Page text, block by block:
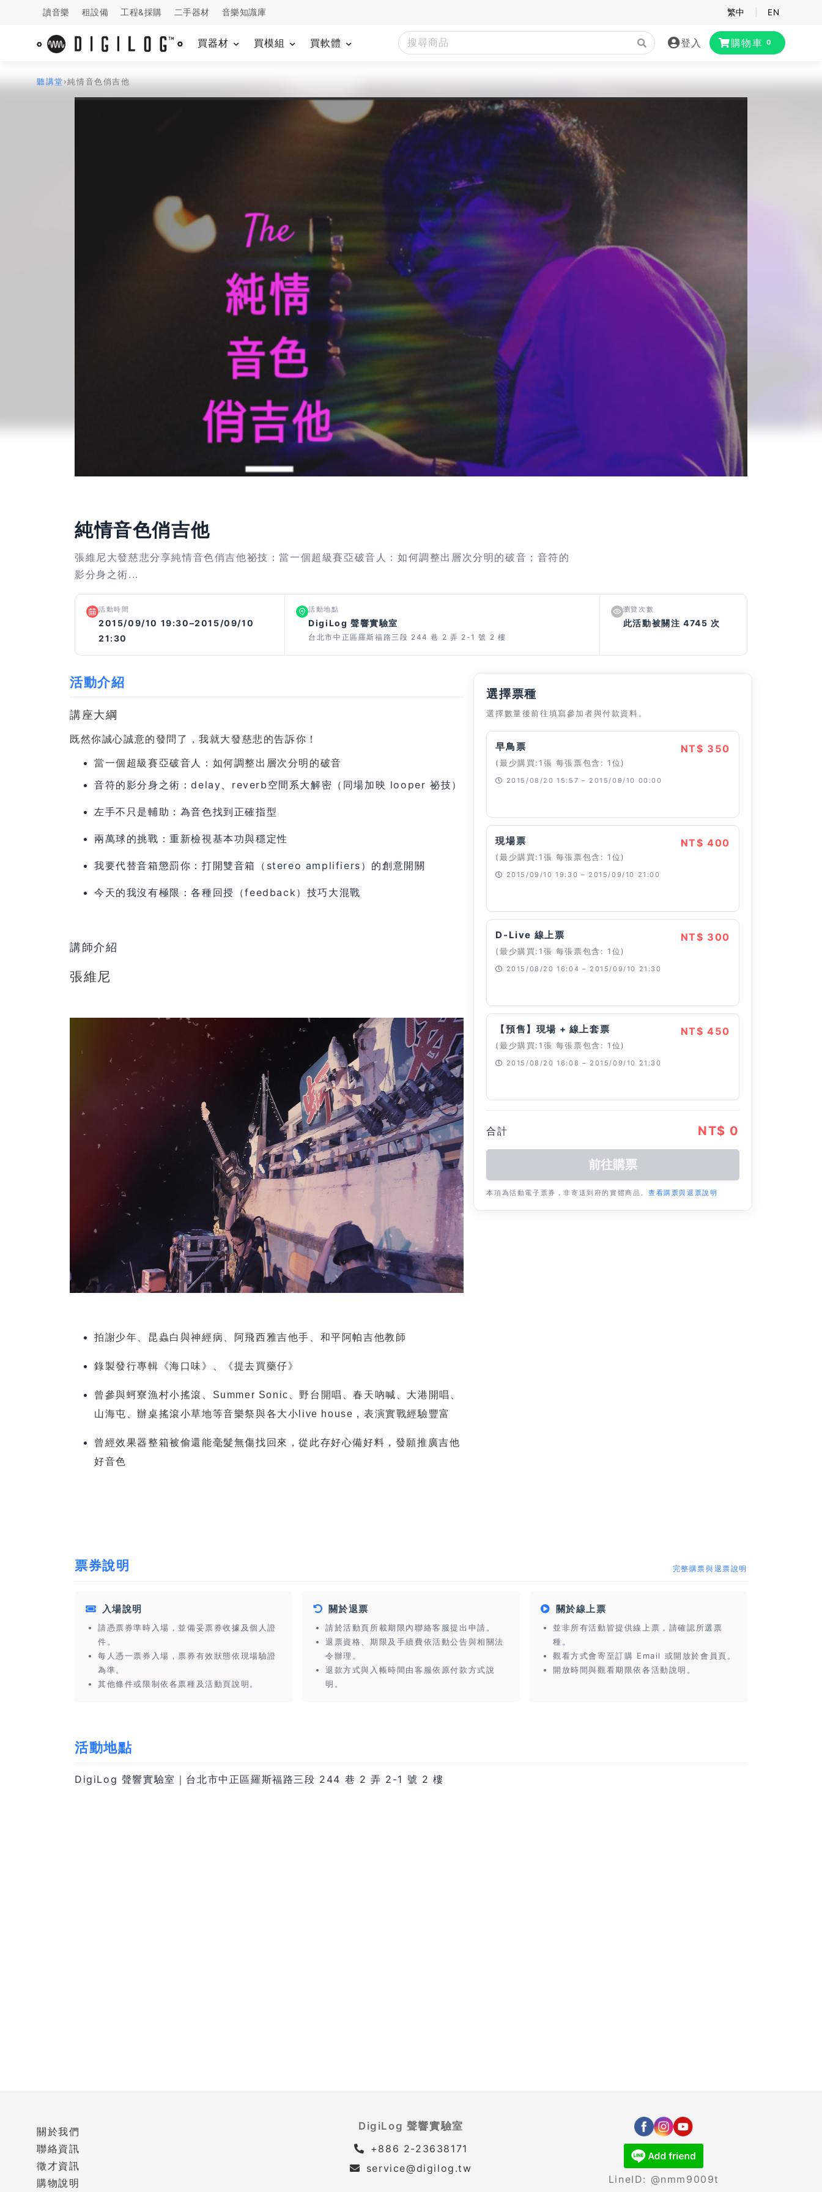
讀音樂 租設備 工程&採購 二手器材 音樂知識庫 繁中 EN
買器材 買模組 買軟體 登入 購物車 0
聽講堂›純情音色俏吉他
純情音色俏吉他
張維尼大發慈悲分享純情音色俏吉他祕技：當一個超級賽亞破音人：如何調整出層次分明的破音；音符的
影分身之術...
活動時間
2015/09/10 19:30–2015/09/10
21:30
活動地點
DigiLog 聲響實驗室
台北市中正區羅斯福路三段 244 巷 2 弄 2-1 號 2 樓
瀏覽次數
此活動被關注 4745 次
活動介紹
講座大綱
既然你誠心誠意的發問了，我就大發慈悲的告訴你！
當一個超級賽亞破音人：如何調整出層次分明的破音
音符的影分身之術：delay、reverb空間系大解密（同場加映 looper 祕技）
左手不只是輔助：為音色找到正確指型
兩萬球的挑戰：重新檢視基本功與穩定性
我要代替音箱懲罰你：打開雙音箱（stereo amplifiers）的創意開關
今天的我沒有極限：各種回授（feedback）技巧大混戰
講師介紹
張維尼
拍謝少年、昆蟲白與神經病、阿飛西雅吉他手、和平阿帕吉他教師
錄製發行專輯《海口味》、《提去買藥仔》
曾參與蚵寮漁村小搖滾、Summer Sonic、野台開唱、春天吶喊、大港開唱、
山海屯、辦桌搖滾小草地等音樂祭與各大小live house，表演實戰經驗豐富
曾經效果器整箱被偷還能毫髮無傷找回來，從此存好心備好料，發願推廣吉他
好音色
選擇票種
選擇數量後前往填寫參加者與付款資料。
早鳥票
(最少購買:1張 每張票包含: 1位)
NT$ 350
2015/08/20 15:57 – 2015/09/10 00:00
現場票
(最少購買:1張 每張票包含: 1位)
NT$ 400
2015/09/10 19:30 – 2015/09/10 21:00
D-Live 線上票
(最少購買:1張 每張票包含: 1位)
NT$ 300
2015/08/20 16:04 – 2015/09/10 21:30
【預售】現場 + 線上套票
(最少購買:1張 每張票包含: 1位)
NT$ 450
2015/08/20 16:08 – 2015/09/10 21:30
合計 NT$ 0
本項為活動電子票券，非寄送到府的實體商品。 查看購票與退票說明
票券說明 完整購票與退票說明
入場說明
請憑票券準時入場，並備妥票券收據及個人證
件。
每人憑一票券入場，票券有效狀態依現場驗證
為準。
其他條件或限制依各票種及活動頁說明。
關於退票
請於活動頁所載期限內聯絡客服提出申請。
退票資格、期限及手續費依活動公告與相關法
令辦理。
退款方式與入帳時間由客服依原付款方式說
明。
關於線上票
並非所有活動皆提供線上票，請確認所選票
種。
觀看方式會寄至訂購 Email 或開放於會員頁。
開放時間與觀看期限依各活動說明。
活動地點
DigiLog 聲響實驗室｜台北市中正區羅斯福路三段 244 巷 2 弄 2-1 號 2 樓
關於我們
聯絡資訊
徵才資訊
購物說明
DigiLog 聲響實驗室
+886 2-23638171
service@digilog.tw
LineID: @nmm9009t